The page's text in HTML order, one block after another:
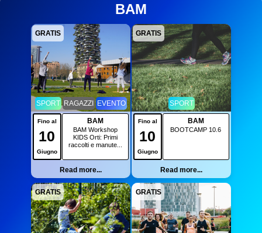
BAM
GRATIS
SPORT RAGAZZI EVENTO
Fino al
10
Giugno
BAM
BAM Workshop
KIDS Orti: Primi
raccolti e manute...
Read more...
GRATIS
SPORT
Fino al
10
Giugno
BAM
BOOTCAMP 10.6
Read more...
GRATIS GRATIS